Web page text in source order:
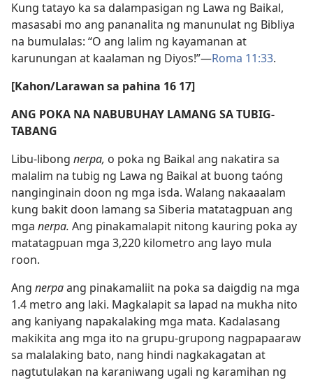
Kung tatayo ka sa dalampasigan ng Lawa ng Baikal,
masasabi mo ang pananalita ng manunulat ng Bibliya
na bumulalas: “O ang lalim ng kayamanan at
karunungan at kaalaman ng Diyos!”​—Roma 11:33.
[Kahon/​Larawan sa pahina 16 17]
ANG POKA NA NABUBUHAY LAMANG SA TUBIG-
TABANG
Libu-libong nerpa, o poka ng Baikal ang nakatira sa
malalim na tubig ng Lawa ng Baikal at buong taóng
nanginginain doon ng mga isda. Walang nakaaalam
kung bakit doon lamang sa Siberia matatagpuan ang
mga nerpa. Ang pinakamalapit nitong kauring poka ay
matatagpuan mga 3,220 kilometro ang layo mula
roon.
Ang nerpaang pinakamaliit na poka sa daigdig na mga
1.4 metro ang laki. Magkalapit sa lapad na mukha nito
ang kaniyang napakalaking mga mata. Kadalasang
makikita ang mga ito na grupu-grupong nagpapaaraw
sa malalaking bato, nang hindi nagkakagatan at
nagtutulakan na karaniwang ugali ng karamihan ng